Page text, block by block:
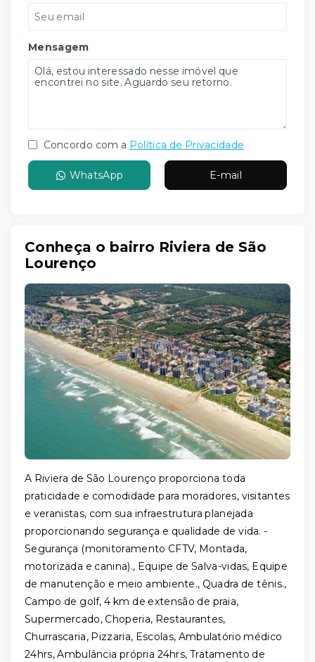
Mensagem
Concordo com a Política de Privacidade
WhatsApp E-mail
Conheça o bairro Riviera de São
Lourenço
A Riviera de São Lourenço proporciona toda
praticidade e comodidade para moradores, visitantes
e veranistas, com sua infraestrutura planejada
proporcionando segurança e qualidade de vida. -
Segurança (monitoramento CFTV, Montada,
motorizada e canina)., Equipe de Salva-vidas, Equipe
de manutenção e meio ambiente., Quadra de tênis.,
Campo de golf, 4 km de extensão de praia,
Supermercado, Choperia, Restaurantes,
Churrascaria, Pizzaria, Escolas, Ambulatório médico
24hrs, Ambulância própria 24hrs, Tratamento de